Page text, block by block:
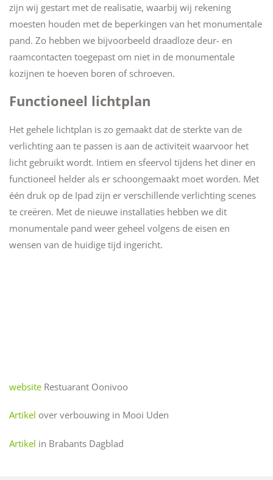
zijn wij gestart met de realisatie, waarbij wij rekening
moesten houden met de beperkingen van het monumentale
pand. Zo hebben we bijvoorbeeld draadloze deur- en
raamcontacten toegepast om niet in de monumentale
kozijnen te hoeven boren of schroeven.
Functioneel lichtplan
Het gehele lichtplan is zo gemaakt dat de sterkte van de
verlichting aan te passen is aan de activiteit waarvoor het
licht gebruikt wordt. Intiem en sfeervol tijdens het diner en
functioneel helder als er schoongemaakt moet worden. Met
één druk op de Ipad zijn er verschillende verlichting scenes
te creëren. Met de nieuwe installaties hebben we dit
monumentale pand weer geheel volgens de eisen en
wensen van de huidige tijd ingericht.
website Restuarant Oonivoo
Artikel over verbouwing in Mooi Uden
Artikel in Brabants Dagblad